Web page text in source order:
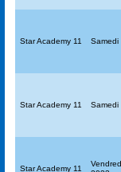
Star Academy 11 Samedi
Star Academy 11 Samedi
Star Academy 11